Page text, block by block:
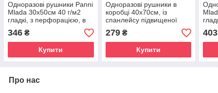
Одноразові рушники Panni
Mlada 30х50см 40 г/м2
гладкі, з перфорацією, в
рулоні 100 шт.
346 ₴
Купити
Одноразові рушники в
коробці 40х70см, із
спанлейсу підвищеної
щільності 45г/м2, 50 шт.
279₴
Купити
403
Про нас